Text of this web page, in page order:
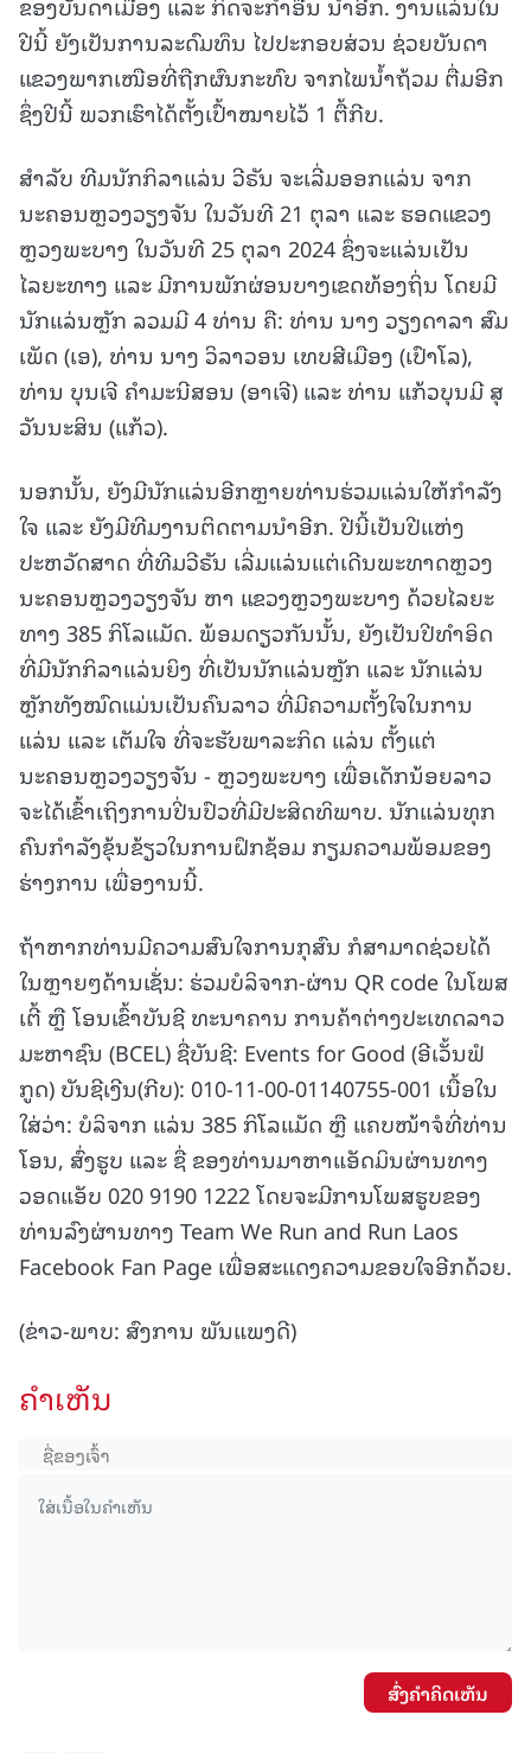
ປີນີ້ ຍັງເປັນການລະດົມທຶນ ໄປປະກອບສ່ວນ ຊ່ວຍບັນດາ
ແຂວງພາກເໜືອທີ່ຖືກຜົນກະທົບ ຈາກໄພນໍ້າຖ້ວມ ຕື່ມອີກ
ຊຶ່ງປີນີ້ ພວກເຮົາໄດ້ຕັ້ງເປົ້າໝາຍໄວ້ 1 ຕື້ກີບ.
ສໍາລັບ ທີມນັກກິລາແລ່ນ ວີຣັນ ຈະເລີ່ມອອກແລ່ນ ຈາກ
ນະຄອນຫຼວງວຽງຈັນ ໃນວັນທີ 21 ຕຸລາ ແລະ ຮອດແຂວງ
ຫຼວງພະບາງ ໃນວັນທີ 25 ຕຸລາ 2024 ຊຶ່ງຈະແລ່ນເປັນ
ໄລຍະທາງ ແລະ ມີການພັກຜ່ອນບາງເຂດທ້ອງຖິ່ນ ໂດຍມີ
ນັກແລ່ນຫຼັກ ລວມມີ 4 ທ່ານ ຄື: ທ່ານ ນາງ ວຽງດາລາ ສົມ
ເພັດ (ເອ), ທ່ານ ນາງ ວິລາວອນ ເທບສີເມືອງ (ເປົາໂລ),
ທ່ານ ບຸນເຈີ ຄຳມະນີສອນ (ອາເຈີ) ແລະ ທ່ານ ແກ້ວບຸນມີ ສຸ
ວັນນະສິນ (ແກ້ວ).
ນອກນັ້ນ, ຍັງມີນັກແລ່ນອີກຫຼາຍທ່ານຮ່ວມແລ່ນໃຫ້ກຳລັງ
ໃຈ ແລະ ຍັງມີທີມງານຕິດຕາມນຳອີກ. ປີນີ້ເປັນປີແຫ່ງ
ປະຫວັດສາດ ທີ່ທີມວີຣັນ ເລີ່ມແລ່ນແຕ່ເດີນພະທາດຫຼວງ
ນະຄອນຫຼວງວຽງຈັນ ຫາ ແຂວງຫຼວງພະບາງ ດ້ວຍໄລຍະ
ທາງ 385 ກິໂລແມັດ. ພ້ອມດຽວກັນນັ້ນ, ຍັງເປັນປີທຳອິດ
ທີ່ມີນັກກິລາແລ່ນຍິງ ທີ່ເປັນນັກແລ່ນຫຼັກ ແລະ ນັກແລ່ນ
ຫຼັກທັງໝົດແມ່ນເປັນຄົນລາວ ທີ່ມີຄວາມຕັ້ງໃຈໃນການ
ແລ່ນ ແລະ ເຕັມໃຈ ທີ່ຈະຮັບພາລະກິດ ແລ່ນ ຕັ້ງແຕ່
ນະຄອນຫຼວງວຽງຈັນ - ຫຼວງພະບາງ ເພື່ອເດັກນ້ອຍລາວ
ຈະໄດ້ເຂົ້າເຖິງການປີ່ນປົວທີ່ມີປະສິດທິພາບ. ນັກແລ່ນທຸກ
ຄົນກຳລັງຂຸ້ນຂ້ຽວໃນການຝຶກຊ້ອມ ກຽມຄວາມພ້ອມຂອງ
ຮ່າງການ ເພື່ອງານນີ້.
ຖ້າຫາກທ່ານມີຄວາມສົນໃຈການກຸສົນ ກໍສາມາດຊ່ວຍໄດ້
ໃນຫຼາຍໆດ້ານເຊັ່ນ: ຮ່ວມບໍລິຈາກ-ຜ່ານ QR code ໃນໂພສ
ເຕີ້ ຫຼື ໂອນເຂົ້າບັນຊີ ທະນາຄານ ການຄ້າຕ່າງປະເທດລາວ
ມະຫາຊົນ (BCEL) ຊື່ບັນຊີ: Events for Good (ອີເວັ້ນຟໍ
ກູດ) ບັນຊີເງີນ(ກີບ): 010-11-00-01140755-001 ເນື້ອໃນ
ໃສ່ວ່າ: ບໍລິຈາກ ແລ່ນ 385 ກິໂລແມັດ ຫຼື ແຄບໜ້າຈໍທີ່ທ່ານ
ໂອນ, ສົ່ງຮູບ ແລະ ຊື່ ຂອງທ່ານມາຫາແອັດມິນຜ່ານທາງ
ວອດແອັບ 020 9190 1222 ໂດຍຈະມີການໂພສຮູບຂອງ
ທ່ານລົງຜ່ານທາງ Team We Run and Run Laos
Facebook Fan Page ເພື່ອສະແດງຄວາມຂອບໃຈອີກດ້ວຍ.
(ຂ່າວ-ພາບ: ສົງການ ພັນແພງດີ)
ຄໍາເຫັນ
ສົ່ງຄໍາຄິດເຫັນ